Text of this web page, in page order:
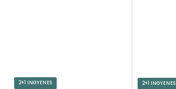
2+1 INGYENES 2+1 INGYENES